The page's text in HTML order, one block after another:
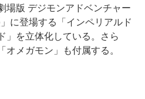
場版 デジモンアドベンチャー
に登場する「インペリアルド
」を立体化している。さら
オメガモン」も付属する。